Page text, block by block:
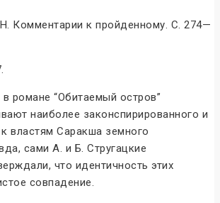
Комментарии к пройденному. С. 274—
романе “Обитаемый остров”
наиболее законспирированного и
властям Саракша земного
сами А. и Б. Стругацкие
что идентичность этих
совпадение.